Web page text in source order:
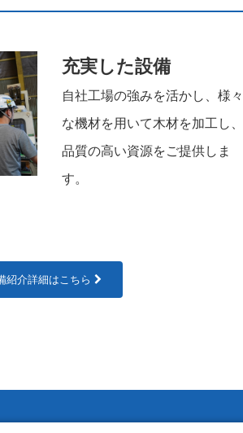
充実した設備
自社工場の強みを活かし、様々
な機材を用いて木材を加工し、
品質の高い資源をご提供しま
す。
紹介詳細はこちら